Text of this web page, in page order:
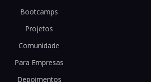
Bootcamps
Projetos
Comunidade
Para Empresas
Depoimentos